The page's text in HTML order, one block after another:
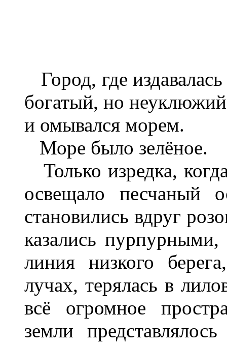
Город, где
богатый, но
и омывался морем.
Море было зелёное.
Только изредка,
освещало
становились вдруг
казались
линия низкого
лучах, терялась в
всё огромное
земли